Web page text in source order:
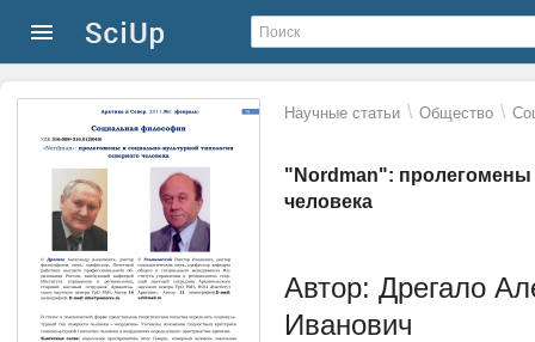
Научные статьи \ Общество \
"Nordman": пролегомены
человека
Автор: Дрегало
Иванович